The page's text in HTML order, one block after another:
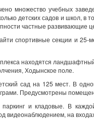
множество учебных
детских садов и школ,
частные развивающие
спортивные секции и 25-
находятся
Ходынское поле.
сад на 125 мест. В
Предусмотрены
и кладовые. В
видеонаблюдением, на